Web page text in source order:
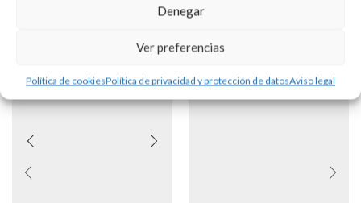
Denegar
Ver preferencias
Política de cookiesPolítica de privacidad y protección de datosAviso legal
Productos Relacionados